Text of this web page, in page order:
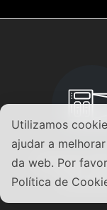
Utilizamos
ajudar a
da web. Por
Política de
Comparar
de